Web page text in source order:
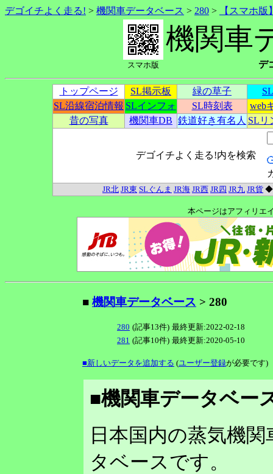
デゴイチよく走る! > 機関車データベース > 280 > 【スマホ版
スマホ版
機関車
デ
トップページ SL掲示板 緑の草子
SL沿線宿泊情報 SLインフォ SL時刻表
web
昔の写真
機関車DB 鉄道好き有名人 SLリ
デゴイチよく走る!内を検索
JR北 JR東 SLぐんま JR海 JR西 JR四 JR九 JR貨
本ページはアフィリエ
■ 機関車データベース > 280
280 (記事13件) 最終更新:2022-02-18
281 (記事10件) 最終更新:2020-05-10
■新しいデータを追加する (ユーザー登録が必要です)
■機関車データベー
日本国内の蒸気機
タベースです。